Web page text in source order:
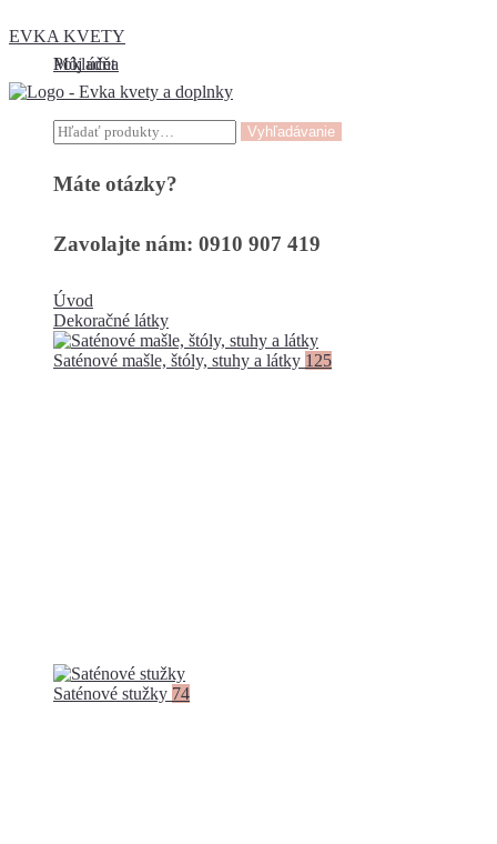
EVKA KVETY
Môj účet
Pokladňa
Hľadať: Vyhľadávanie
Máte otázky?
Zavolajte nám: 0910 907 419
Úvod
Dekoračné látky
Saténové mašle, štóly, stuhy a látky 125
Saténové stužky 74